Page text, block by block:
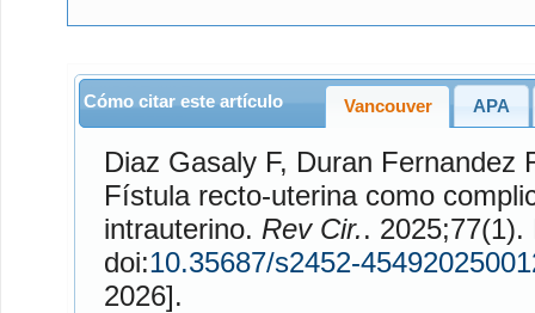
Cómo citar este artículo Vancouver APA
Diaz GasalyF, Duran Fernandez
Fístula recto-uterina como
intrauterino. Rev Cir.. 2025;77(1). Disponible en:
doi:10.35687/s2452-
2026].